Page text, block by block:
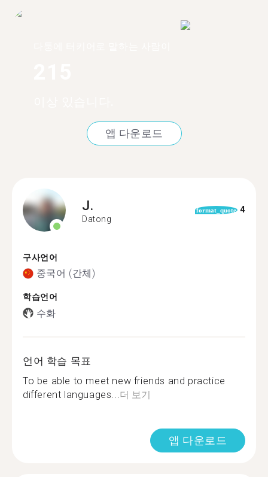
앱 다운로드
J.
Datong
format_quote 4
구사언어
중국어 (간체)
학습언어
수화
언어 학습 목표
To be able to meet new friends and practice
different languages... 더 보기
앱 다운로드